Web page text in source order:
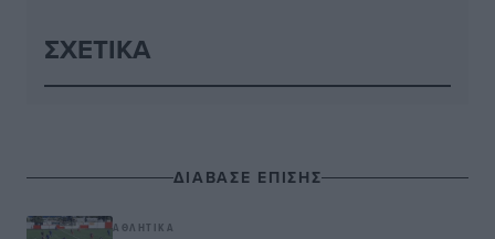
ΣΧΕΤΙΚΆ
ΔΙΑΒΑΣΕ ΕΠΙΣΗΣ
ΑΘΛΗΤΙΚΆ